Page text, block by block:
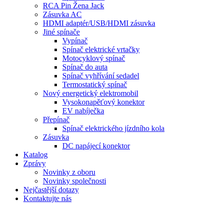
RCA Pin Žena Jack
Zásuvka AC
HDMI adaptér/USB/HDMI zásuvka
Jiné spínače
Vypínač
Spínač elektrické vrtačky
Motocyklový spínač
Spínač do auta
Spínač vyhřívání sedadel
Termostatický spínač
Nový energetický elektromobil
Vysokonapěťový konektor
EV nabíječka
Přepínač
Spínač elektrického jízdního kola
Zásuvka
DC napájecí konektor
Katalog
Zprávy
Novinky z oboru
Novinky společnosti
Nejčastější dotazy
Kontaktujte nás